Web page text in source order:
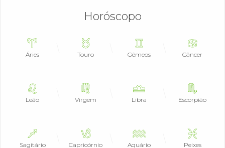
Horóscopo
Áries Touro Gêmeos Câncer
Leão Virgem Libra Escorpião
Sagitário Capricórnio Aquário Peixes